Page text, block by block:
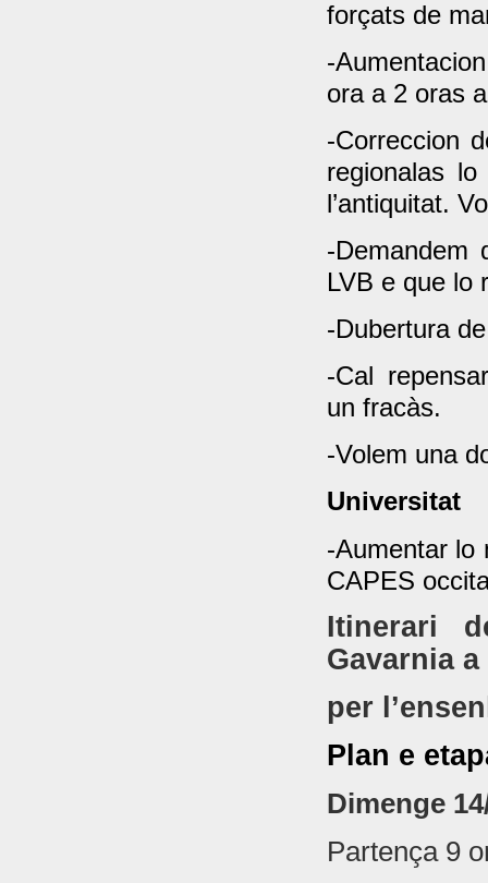
forçats de
-
ora a 2 oras
-Correccion
regionalas
l’antiquitat.
-Demandem
LVB e que lo
-Dubertura
-Cal
un fracàs.
-Volem una
Universitat
-Aumentar lo
CAPES
Itinerari
Gavarnia
per
Plan e
Dimenge
Partença 9